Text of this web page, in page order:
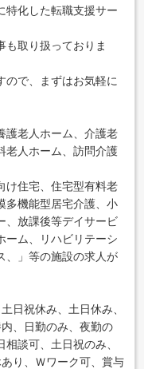
特化した転職支援サー
も取り扱っておりま
ので、まずはお気軽に
護老人ホーム、介護老
老人ホーム、訪問介護
け住宅、住宅型有料老
多機能型居宅介護、小
、放課後等デイサービ
ーム、リハビリテーシ
、」等の施設の求人が
日祝休み、土日休み、
、日勤のみ、夜勤の
談可、土日祝のみ、
り、Ｗワーク可、賞与